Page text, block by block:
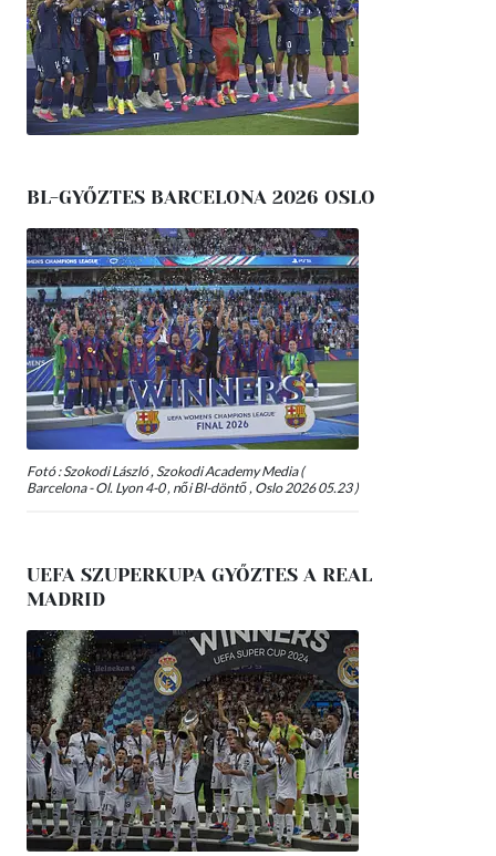
BL-GYŐZTES BARCELONA 2026 OSLO
Fotó : Szokodi László , Szokodi Academy Media (
Barcelona - Ol. Lyon 4-0 , női Bl-döntő , Oslo 2026 05.23 )
UEFA SZUPERKUPA GYŐZTES A REAL
MADRID